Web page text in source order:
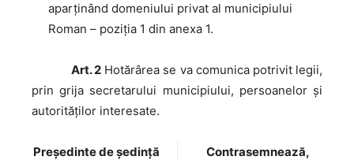
aparţinând domeniului privat al municipiului
Roman – poziția 1 din anexa 1.
Art. 2 Hotărârea se va comunica potrivit legii,
prin grija secretarului municipiului, persoanelor şi
autorităţilor interesate.
Preşedinte de şedinţă
Contrasemnează,